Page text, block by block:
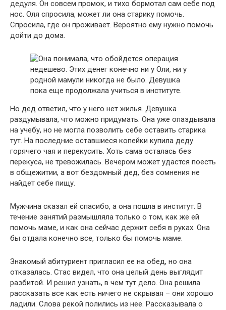
дедуля. Он совсем промок, и тихо бормотал сам себе под
нос. Оля спросила, может ли она старику помочь.
Спросила, где он проживает. Вероятно ему нужно помочь
дойти до дома.
Но дед ответил, что у него нет жилья. Девушка
раздумывала, что можно придумать. Она уже опаздывала
на учебу, но не могла позволить себе оставить старика
тут. На последние оставшиеся копейки купила деду
горячего чая и перекусить. Хоть сама осталась без
перекуса, не тревожилась. Вечером может удастся поесть
в общежитии, а вот бездомный дед, без сомнения не
найдет себе пищу.
Мужчина сказал ей спасибо, а она пошла в институт. В
течение занятий размышляла только о том, как же ей
помочь маме, и как она сейчас держит себя в руках. Она
бы отдала конечно все, только бы помочь маме.
Знакомый абитуриент пригласил ее на обед, но она
отказалась. Стас видел, что она целый день выглядит
разбитой. И решил узнать, в чем тут дело. Она решила
рассказать все как есть ничего не скрывая – они хорошо
ладили. Слова рекой полились из нее. Рассказывала о